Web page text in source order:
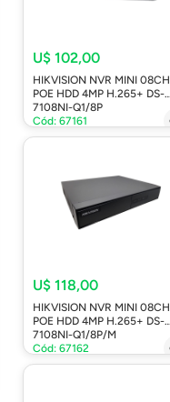
U$ 102,00
HIKVISION NVR MINI 08CH
POE HDD 4MP H.265+ DS-
7108NI-Q1/8P
Cód: 67161
U$ 118,00
HIKVISION NVR MINI 08CH
POE HDD 4MP H.265+ DS-
7108NI-Q1/8P/M
Cód: 67162